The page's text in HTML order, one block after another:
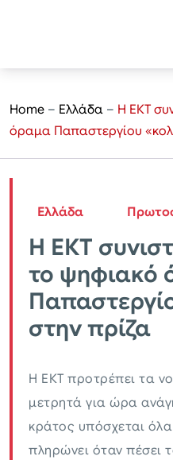
Home – Ελλάδα – Η ΕΚΤ
όραμα Παπαστεργίου
Ελλάδα
Η ΕΚΤ
το ψηφιακό
στην πρίζα
Η ΕΚΤ προτρέπει τα
μετρητά για ώρα
κράτος υπόσχεται
πληρώνει όταν πέσει